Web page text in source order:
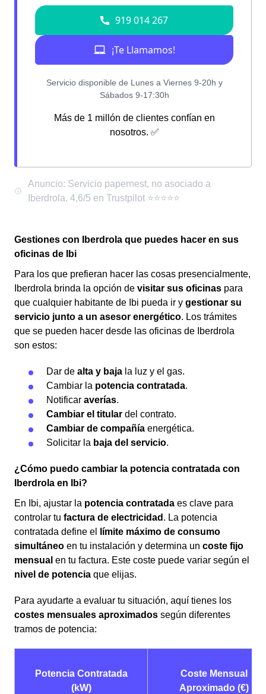
Más de 1 millón de clientes confían en
nosotros. ✅
Gestiones con Iberdrola que puedes hacer en sus
oficinas de Ibi
Para los que prefieran hacer las cosas presencialmente,
Iberdrola brinda la opción de visitar sus oficinas para
que cualquier habitante de Ibi pueda ir y gestionar su
servicio junto a un asesor energético. Los trámites
que se pueden hacer desde las oficinas de Iberdrola
son estos:
Dar de alta y baja la luz y el gas.
Cambiar la potencia contratada.
Notificar averías.
Cambiar el titular del contrato.
Cambiar de compañía energética.
Solicitar la baja del servicio.
¿Cómo puedo cambiar la potencia contratada con
Iberdrola en Ibi?
En Ibi, ajustar la potencia contratada es clave para
controlar tu factura de electricidad . La potencia
contratada define el
límite máximo de consumo
simultáneo en tu instalación y determina un coste fijo
mensual en tu factura. Este coste puede variar según el
nivel de potencia que elijas.
Para ayudarte a evaluar tu situación, aquí tienes los
costes mensuales aproximados según diferentes
tramos de potencia:
Potencia Contratada
(kW)
Coste Mensual
Aproximado (€)